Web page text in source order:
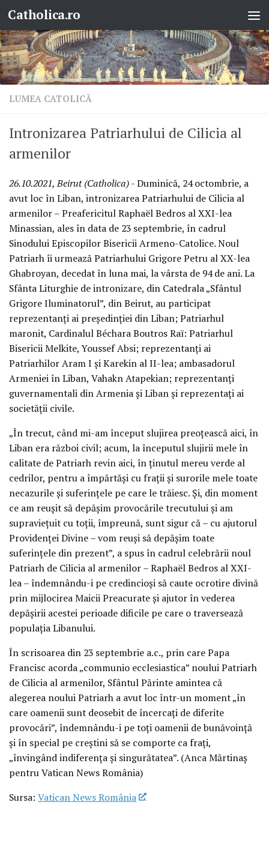
Skip to content
Catholica.ro
LUMEA CATOLICĂ
Intronizarea Patriarhului de Cilicia al
armenilor
26.10.2021, Beirut (Catholica)- Duminică, 24 octombrie, a
avut loc în Liban, intronizarea Patriarhului de Cilicia al
armenilor – Preafericitul Raphaël Bedros al XXI-lea
Minassian, ales în data de 23 septembrie, în cadrul
Sinodului Episcopilor Bisericii Armeno-Catolice. Noul
Patriarh îi urmează Patriarhului Grigore Petru al XX-lea
Ghabroyan, decedat în luna mai, la vârsta de 94 de ani. La
Sfânta Liturghie de intronizare, din Catedrala „Sfântul
Grigore Iluminatorul”, din Beirut, au participat
reprezentanți ai președinției din Liban; Patriarhul
maronit, Cardinalul Béchara Boutros Raï: Patriarhul
Bisericii Melkite, Youssef Absi; reprezentanți ai
Patriarhilor Aram I și Karekin al II-lea; ambasadorul
Armeniei în Liban, Vahakn Atapekian; reprezentanți
guvernamentali din Armenia și Liban și reprezentați ai
societății civile.
„În trecut, când mi-am început slujirea preoțească aici, în
Liban era război civil; acum, la începutul slujirii mele în
calitate de Patriarh revin aici, în ținutul mereu verde al
cedrilor, pentru a împărtăși cu frații și surorile mele toate
necazurile și suferințele pe care le trăiesc. Și, din moment
ce am reușit să depășim provocările trecutului și am
supraviețuit cu toții, împreună, sunt sigur că – cu ajutorul
Providenței Divine – vom reuși să depășim toate
suferințele din prezent”, a spus în cadrul celebrării noul
Patriarh de Cilicia al armenilor – Raphaël Bedros al XXI-
lea – îndemnându-i pe credincioși să caute ocrotire divină
prin mijlocirea Maicii Preacurate și ajutor în vederea
depășirii acestei perioade dificile pe care o traversează
populația Libanului.
În scrisoarea din 23 septembrie a.c., prin care Papa
Francisc acorda „communio ecclesiastica” noului Patriarh
de Cilicia al armenilor, Sfântul Părinte amintea că
alegerea noului Patriarh a avut loc într-un moment „în
care oamenii sunt deosebit de încercați de diferite
provocări”, îndemnându-i pe toți oamenii de bunăvoință
și în special pe creștini să se comporte ca frați,
„învingând indiferența și singurătatea”. (Anca Mărtinaș
pentru Vatican News România)
Sursa: Vatican News România